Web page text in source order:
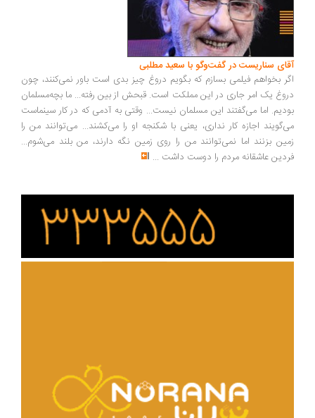
سناریست در گفت‌وگو با سعید مطلبی
بخواهم فیلمی بسازم که بگویم دروغ چیز بدی است باور نمی‌کنند، چون
یک امر جاری در این مملکت است. قبحش از بین رفته... ما بچه‌مسلمان
اما می‌گفتند این مسلمان نیست... وقتی به آدمی که در کار سینماست
اجازه کار نداری، یعنی با شکنجه او را می‌کشند... می‌توانند من را
بزنند اما نمی‌توانند من را روی زمین نگه دارند، من بلند می‌شوم...
عاشقانه مردم را دوست داشت ...